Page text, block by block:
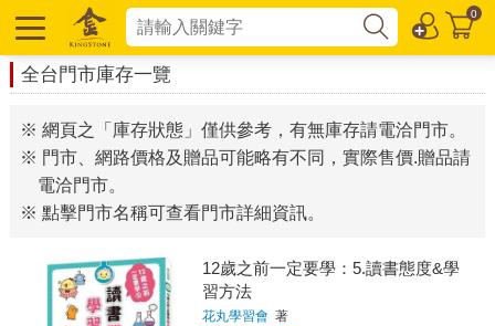
0
全台門市庫存一覽
※ 網頁之「庫存狀態」僅供參考，有無庫存請電洽門市。
※ 門市、網路價格及贈品可能略有不同，實際售價.贈品請
電洽門市。
※ 點擊門市名稱可查看門市詳細資訊。
12歲之前一定要學：5.讀書態度&學
習方法
花丸學習會 著